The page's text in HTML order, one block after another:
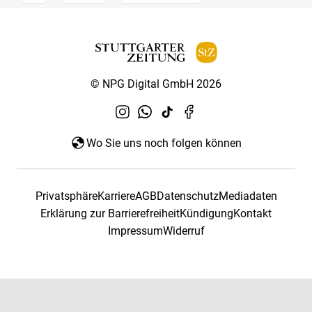
© NPG Digital GmbH 2026
Wo Sie uns noch folgen können
PrivatsphäreKarriereAGBDatenschutzMediadaten
Erklärung zur BarrierefreiheitKündigungKontakt
ImpressumWiderruf